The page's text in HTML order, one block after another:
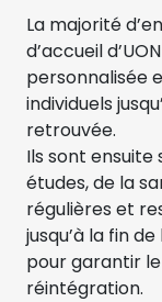
La majorité
d’accueil
personnalisée
individuels
retrouvée.
Ils sont ensuite
études, de la
régulières et
jusqu’à la fin
pour garantir
réintégration.